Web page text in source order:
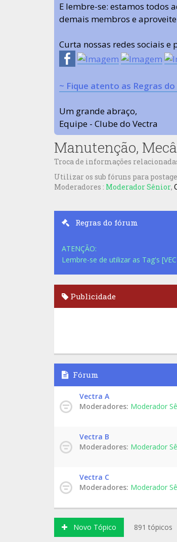
E lembre-se: estamos todos
demais membros e
Curta nossas redes sociais
~ Fique atento as Regras
Um grande abraço,
Equipe - Clube do Vectra
Manutenção,
Troca de informações
Utilizar os sub fóruns para
Moderadores : Moderador Sênior,
Regras do fórum
ATENÇÃO:
Lembre-se de utilizar as Tag's
Publicidade
Fórum
Vectra A
Moderadores: Moderador
Vectra B
Moderadores: Moderador
Vectra C
Moderadores: Moderador
Novo Tópico 891 tópicos